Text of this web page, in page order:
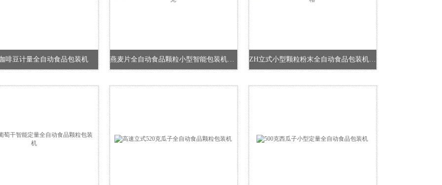
啡豆计量全自动食品包装机 燕麦片全自动食品颗粒小型智能包装机150克 ZH立式小型颗粒粉末全自动食品包装机价格